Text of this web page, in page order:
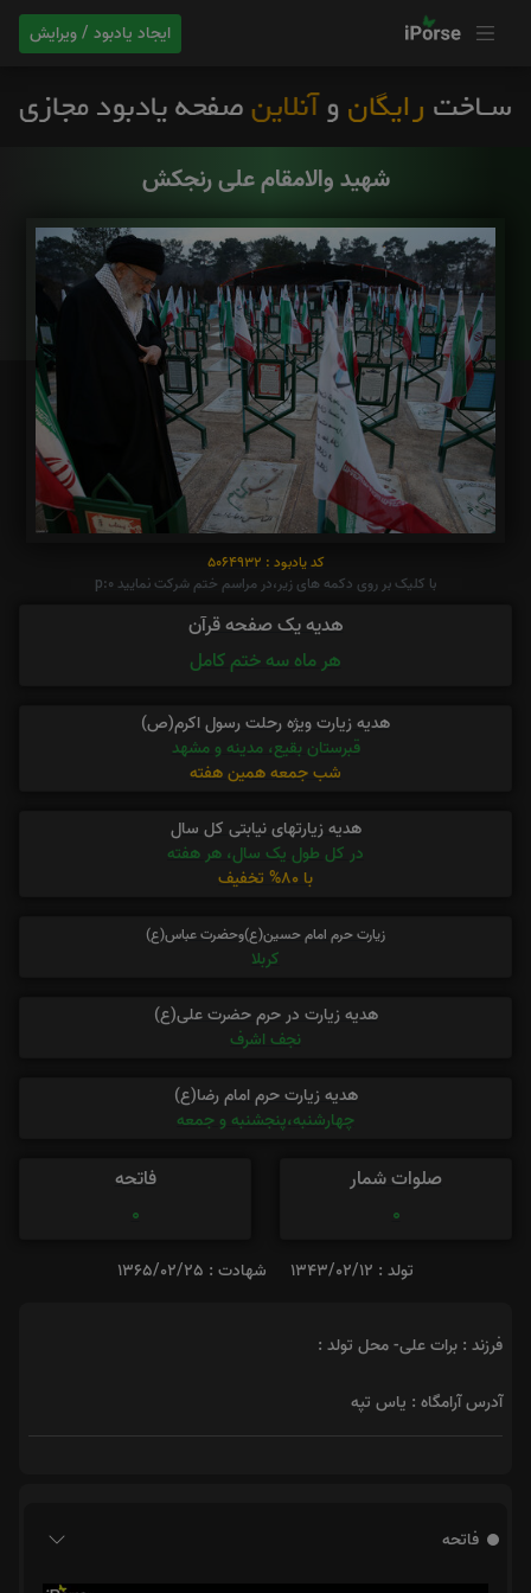
ایجاد یادبود / ویرایش
شهید والامقام علی رنجکش
کد یادبود : 5064932
با کلیک بر روی دکمه های زیر،در مراسم ختم شرکت نمایید p:0
هدیه یک صفحه قرآن
هر ماه سه ختم کامل
هدیه زیارت ویژه رحلت رسول اکرم(ص)
قبرستان بقیع، مدینه و مشهد
شب جمعه همین هفته
هدیه زیارتهای نیابتی کل سال
در کل طول یک سال، هر هفته
با 80% تخفیف
زیارت حرم امام حسین(ع)وحضرت عباس(ع)
کربلا
هدیه زیارت در حرم حضرت علی(ع)
نجف اشرف
هدیه زیارت حرم امام رضا(ع)
چهارشنبه،پنجشنبه و جمعه
صلوات شمار
0
فاتحه
0
تولد : 1343/02/12 شهادت : 1365/02/25
فرزند : برات علی- محل تولد :
آدرس آرامگاه : یاس تپه
فاتحه